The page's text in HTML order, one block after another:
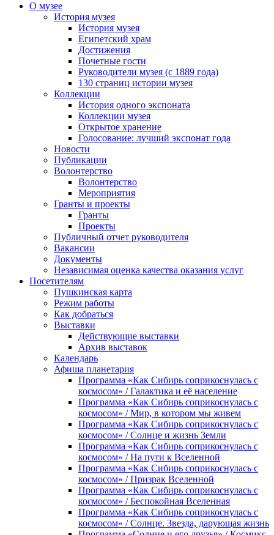
О музее
История музея
История музея
Египетский храм
Достижения
Почетные гости
Руководители музея (с 1889 года)
130 страниц истории музея
Коллекции
История одного экспоната
Коллекции музея
Открытое хранение
Голосование: лучший экспонат года
Новости
Публикации
Волонтерство
Волонтерство
Мероприятия
Гранты и проекты
Гранты
Проекты
Публичный отчет руководителя
Вакансии
Документы
Независимая оценка качества оказания услуг
Посетителям
Пушкинская карта
Режим работы
Как добраться
Выставки
Действующие выставки
Архив выставок
Календарь
Афиша планетария
Программа «Как Сибирь соприкоснулась с
космосом» / Галактика и её население
Программа «Как Сибирь соприкоснулась с
космосом» / Мир, в котором мы живем
Программа «Как Сибирь соприкоснулась с
космосом» / Солнце и жизнь Земли
Программа «Как Сибирь соприкоснулась с
космосом» / На пути к Вселенной
Программа «Как Сибирь соприкоснулась с
космосом» / Призрак Вселенной
Программа «Как Сибирь соприкоснулась с
космосом» / Беспокойная Вселенная
Программа «Как Сибирь соприкоснулась с
космосом» / Солнце. Звезда, дарующая жизнь